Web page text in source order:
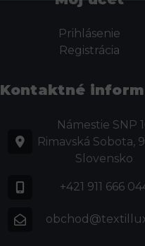
Prihlásenie
Registrácia
Kontaktné
Námestie SNP
Rimavská Sobota,
Slovensko
+421 911 666